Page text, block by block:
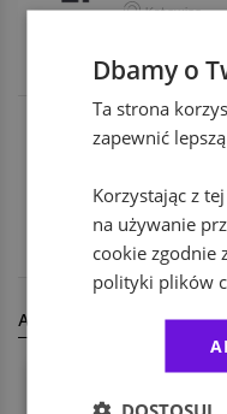
Katowice,
Warszawa,
mazowieckie
AKTUALNIE REKRUTUJĄ
Dbamy o
Ta strona
zapewnić
Korzystając z
na używanie
cookie zgodnie
polityki plików